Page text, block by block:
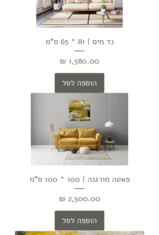
נד מים | 81 * 65 ס"מ
מחיר
הוספה לסל
פאטה מורגנה | 100 * 100 ס"מ
מחיר
הוספה לסל